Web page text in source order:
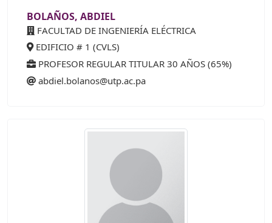
BOLAÑOS, ABDIEL
FACULTAD DE INGENIERÍA ELÉCTRICA
EDIFICIO # 1 (CVLS)
PROFESOR REGULAR TITULAR 30 AÑOS (65%)
abdiel.bolanos@utp.ac.pa